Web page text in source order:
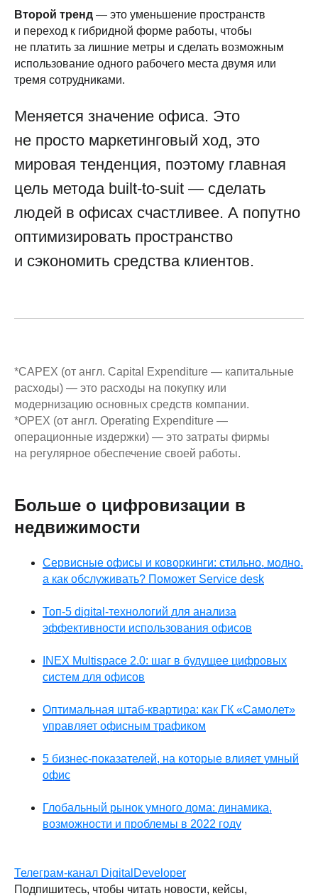
Второй тренд — это уменьшение пространств
и переход к гибридной форме работы, чтобы
не платить за лишние метры и сделать возможным
использование одного рабочего места двумя или
тремя сотрудниками.
Меняется значение офиса. Это
не просто маркетинговый ход, это
мировая тенденция, поэтому главная
цель метода built-to-suit — сделать
людей в офисах счастливее. А попутно
оптимизировать пространство
и сэкономить средства клиентов.
*CAPEX (от англ. Capital Expenditure — капитальные
расходы) — это расходы на покупку или
модернизацию основных средств компании.
*OPEX (от англ. Operating Expenditure —
операционные издержки) — это затраты фирмы
на регулярное обеспечение своей работы.
Больше о цифровизации в
недвижимости
Сервисные офисы и коворкинги: стильно, модно,
а как обслуживать? Поможет Service desk
Топ-5 digital-технологий для анализа
эффективности использования офисов
INEX Multispace 2.0: шаг в будущее цифровых
систем для офисов
Оптимальная штаб-квартира: как ГК «Самолет»
управляет офисным трафиком
5 бизнес-показателей, на которые влияет умный
офис
Глобальный рынок умного дома: динамика,
возможности и проблемы в 2022 году
Телеграм-канал DigitalDeveloper
Подпишитесь, чтобы читать новости, кейсы,